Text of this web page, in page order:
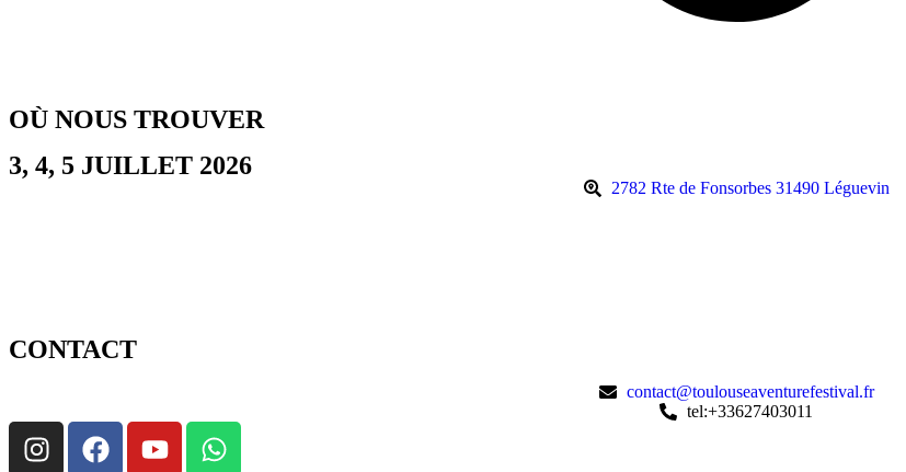
OÙ NOUS TROUVER
3, 4, 5 JUILLET 2026
2782 Rte de Fonsorbes 31490 Léguevin
CONTACT
contact@toulouseaventurefestival.fr
tel:+33627403011